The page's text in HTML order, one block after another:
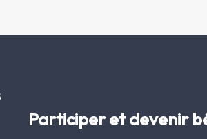
Participer et devenir